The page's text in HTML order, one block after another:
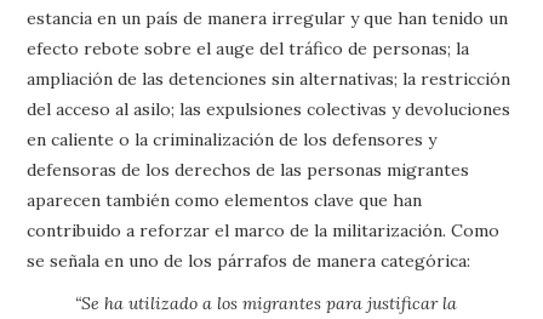
estancia en un país de manera irregular y que han tenido un
efecto rebote sobre el auge del tráfico de personas; la
ampliación de las detenciones sin alternativas; la restricción
del acceso al asilo; las expulsiones colectivas y devoluciones
en caliente o la criminalización de los defensores y
defensoras de los derechos de las personas migrantes
aparecen también como elementos clave que han
contribuido a reforzar el marco de la militarización. Como
se señala en uno de los párrafos de manera categórica:
“Se ha utilizado a los migrantes para justificar la